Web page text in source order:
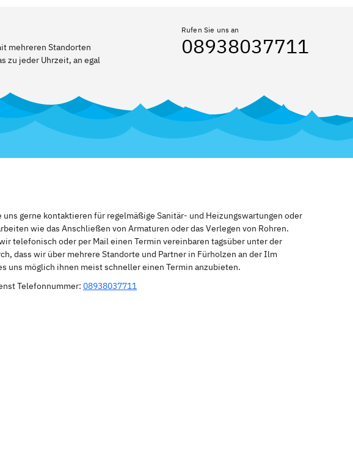
mehreren Standorten
zu jeder Uhrzeit, an egal
Rufen Sie uns an
08938037711
uns gerne kontaktieren für regelmäßige Sanitär- und Heizungswartungen oder
wie das Anschließen von Armaturen oder das Verlegen von Rohren.
telefonisch oder per Mail einen Termin vereinbaren tagsüber unter der
dass wir über mehrere Standorte und Partner in Fürholzen an der Ilm
uns möglich ihnen meist schneller einen Termin anzubieten.
Telefonnummer: 08938037711